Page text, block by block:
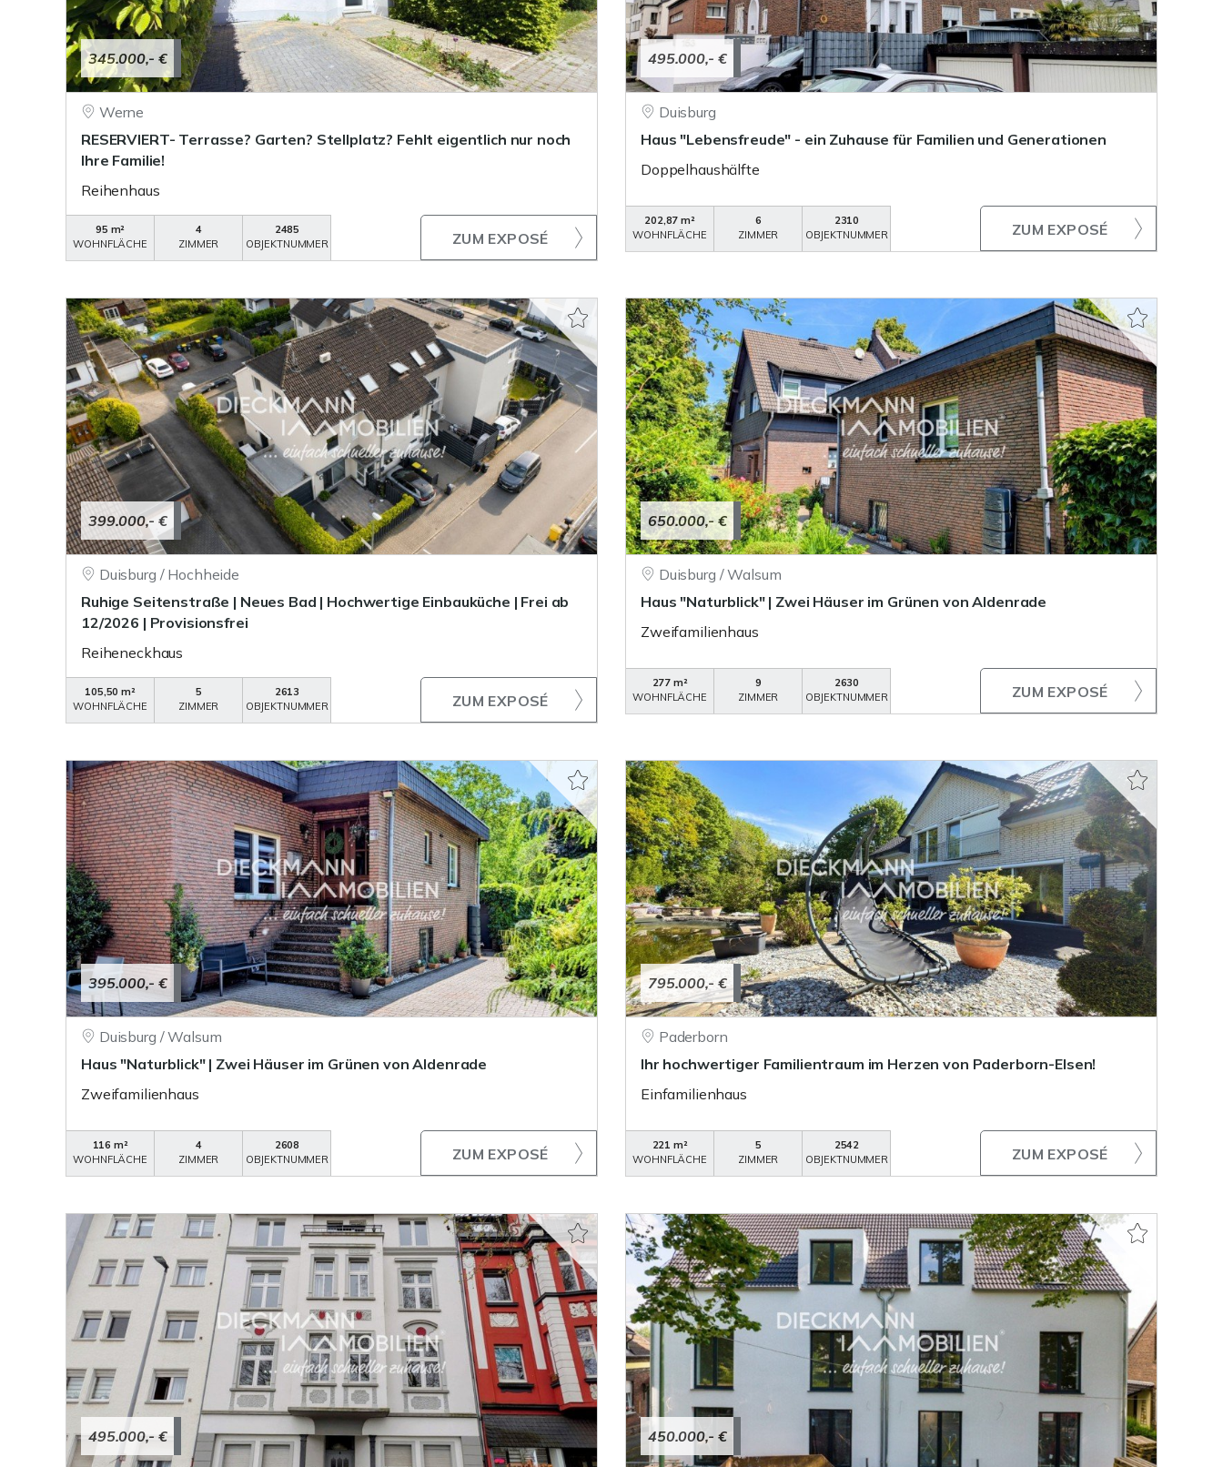
345.000,- €
Werne
RESERVIERT- Terrasse? Garten? Stellplatz? Fehlt eigentlich nur noch
Ihre Familie!
Reihenhaus
95 m²
WOHNFLÄCHE
4
ZIMMER
2485
OBJEKTNUMMER
ZUM EXPOSÉ
495.000,- €
Duisburg
Haus "Lebensfreude" - ein Zuhause für Familien und Generationen
Doppelhaushälfte
202,87 m²
WOHNFLÄCHE
6
ZIMMER
2310
OBJEKTNUMMER
ZUM EXPOSÉ
399.000,- €
Duisburg / Hochheide
Ruhige Seitenstraße | Neues Bad | Hochwertige Einbauküche | Frei ab
12/2026 | Provisionsfrei
Reiheneckhaus
105,50 m²
WOHNFLÄCHE
5
ZIMMER
2613
OBJEKTNUMMER
ZUM EXPOSÉ
650.000,- €
Duisburg / Walsum
Haus "Naturblick" | Zwei Häuser im Grünen von Aldenrade
Zweifamilienhaus
277 m²
WOHNFLÄCHE
9
ZIMMER
2630
OBJEKTNUMMER
ZUM EXPOSÉ
395.000,- €
Duisburg / Walsum
Haus "Naturblick" | Zwei Häuser im Grünen von Aldenrade
Zweifamilienhaus
116 m²
WOHNFLÄCHE
4
ZIMMER
2608
OBJEKTNUMMER
ZUM EXPOSÉ
795.000,- €
Paderborn
Ihr hochwertiger Familientraum im Herzen von Paderborn-Elsen!
Einfamilienhaus
221 m²
WOHNFLÄCHE
5
ZIMMER
2542
OBJEKTNUMMER
ZUM EXPOSÉ
495.000,- € 450.000,- €